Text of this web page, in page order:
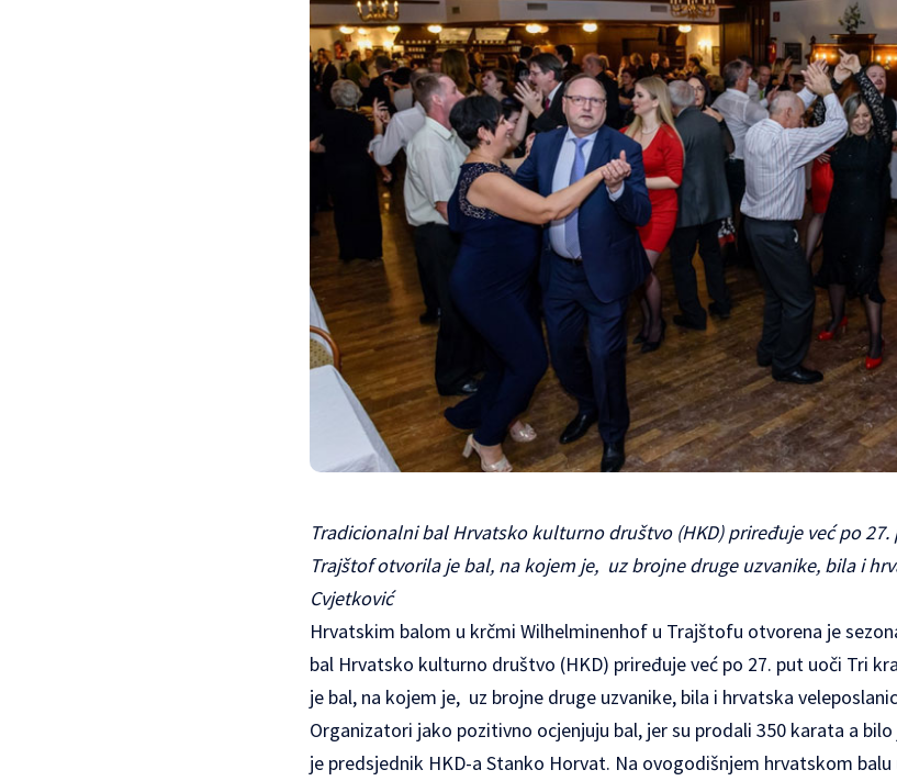
Tradicionalni bal Hrvatsko kulturno društvo (HKD) priređuje već po
Trajštof otvorila je bal, na kojem je, uz brojne druge uzvanike, bila i
Cvjetković
Hrvatskim balom u krčmi Wilhelminenhof u Trajštofu otvorena je
bal Hrvatsko kulturno društvo (HKD) priređuje već po 27. put uoči Tri
je bal, na kojem je, uz brojne druge uzvanike, bila i hrvatska
Organizatori jako pozitivno ocjenjuju bal, jer su prodali 350 karata a
je predsjednik HKD-a Stanko Horvat. Na ovogodišnjem hrvatskom